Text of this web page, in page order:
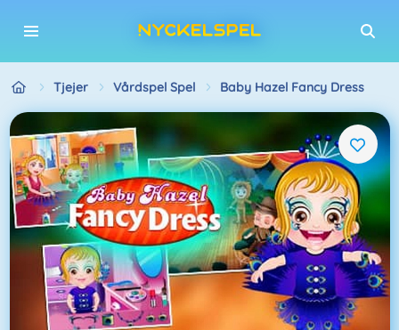
Tjejer Vårdspel Spel Baby Hazel Fancy Dress